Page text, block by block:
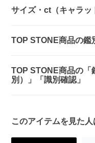
サイズ・ct（キャラッ
TOP STONE商品の鑑
TOP STONE商品の「
別）」「識別確認」
このアイテムを見た